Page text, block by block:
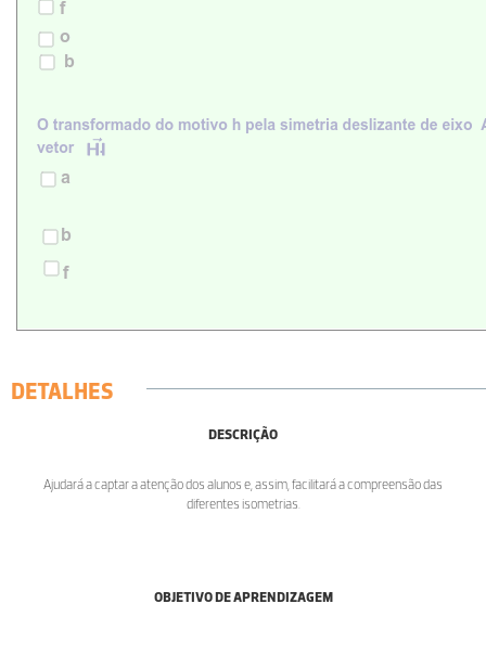
DETALHES
DESCRIÇÃO
Ajudará a captar a atenção dos alunos e, assim, facilitará a compreensão das
diferentes isometrias.
OBJETIVO DE APRENDIZAGEM